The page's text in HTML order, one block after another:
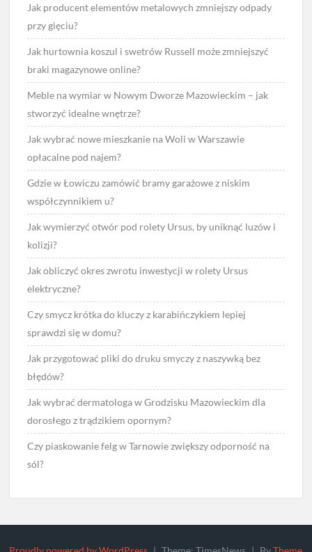
Jak producent elementów metalowych zmniejszy odpady
przy gięciu?
Jak hurtownia koszul i swetrów Russell może zmniejszyć
braki magazynowe online?
Meble na wymiar w Nowym Dworze Mazowieckim – jak
stworzyć idealne wnętrze?
Jak wybrać nowe mieszkanie na Woli w Warszawie
opłacalne pod najem?
Gdzie w Łowiczu zamówić bramy garażowe z niskim
współczynnikiem u?
Jak wymierzyć otwór pod rolety Ursus, by uniknąć luzów i
kolizji?
Jak obliczyć okres zwrotu inwestycji w rolety Ursus
elektryczne?
Czy smycz krótka do kluczy z karabińczykiem lepiej
sprawdzi się w domu?
Jak przygotować pliki do druku smyczy z naszywką bez
błędów?
Jak wybrać dermatologa w Grodzisku Mazowieckim dla
dorosłego z trądzikiem opornym?
Czy piaskowanie felg w Tarnowie zwiększy odporność na
sól?